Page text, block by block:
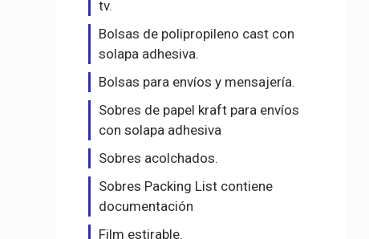
tv.
Bolsas de polipropileno cast con
solapa adhesiva.
Bolsas para envíos y mensajería.
Sobres de papel kraft para envíos
con solapa adhesiva
Sobres acolchados.
Sobres Packing List contiene
documentación
Film estirable.